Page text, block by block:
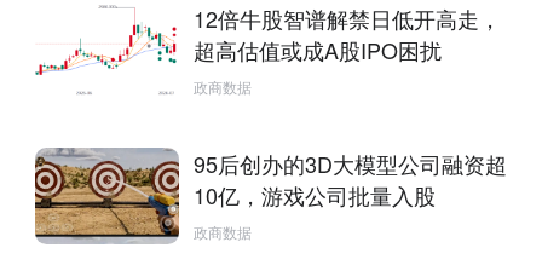
12倍牛股智谱解禁日低开高走，
超高估值或成A股IPO困扰
政商数据
95后创办的3D大模型公司融资超
10亿，游戏公司批量入股
政商数据